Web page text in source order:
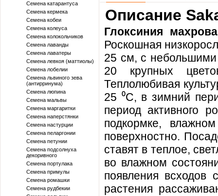
Семена катарантуса
Семена кермека
Семена кобеи
Семена колеуса
Семена колокольчиков
Семена лаванды
Семена лаватеры
Семена левкоя (маттиолы)
Семена лобелии
Семена львиного зева
(антирринума)
Семена люпина
Семена мальвы
Семена маргаритки
Семена наперстянки
Семена настурции
Семена пеларгонии
Семена петунии
Семена подсолнуха
декоривного
Семена портулака
Семена примулы
Семена ромашки
Семена рудбекии
Описание
Глоксиния
Роскошная
25 см, с небольшими
20 крупных
Теплолюбивая
25 ⁰С, в зимний
период активного
подкормке,
поверхностно.
ставят в теплое,
во влажном
появления
растения